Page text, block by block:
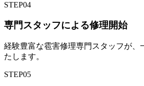
STEP04
専門スタッフによる修理開始
経験豊富な雹害修理専門スタッフが、
たします。
STEP05